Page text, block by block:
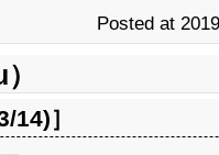
Posted at
14)］